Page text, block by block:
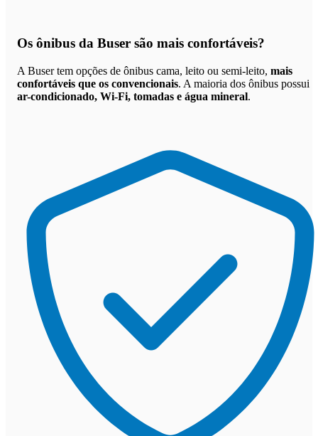
Os ônibus da Buser são mais confortáveis?
A Buser tem opções de ônibus cama, leito ou semi-leito, mais
confortáveis que os convencionais. A maioria dos ônibus possui
ar-condicionado, Wi-Fi, tomadas e água mineral.